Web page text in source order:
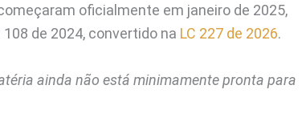
oficialmente em janeiro de 2025,
de 2024, convertido na LC 227 de 2026.
ainda não está minimamente pronta para